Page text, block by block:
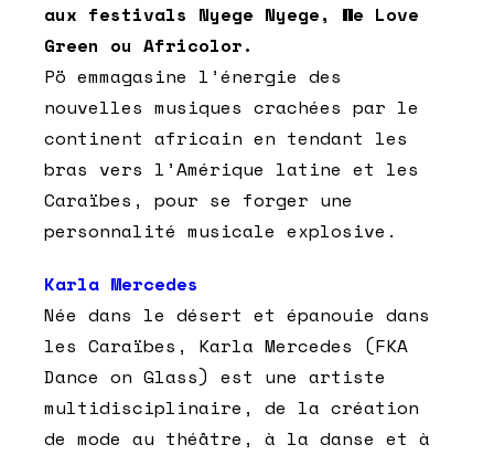
aux festivals Nyege Nyege, We Love
Green ou Africolor.
Pö emmagasine l’énergie des
nouvelles musiques crachées par le
continent africain en tendant les
bras vers l’Amérique latine et les
Caraïbes, pour se forger une
personnalité musicale explosive.
Karla Mercedes
Née dans le désert et épanouie dans
les Caraïbes, Karla Mercedes (FKA
Dance on Glass) est une artiste
multidisciplinaire, de la création
de mode au théâtre, à la danse et à